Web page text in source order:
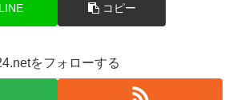
LINE コピー
をフォローする